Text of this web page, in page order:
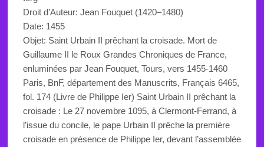
Droit d’Auteur: Jean Fouquet(1420–1480)
Date: 1455
Objet: Saint Urbain II prêchant la croisade. Mort de
Guillaume II le Roux Grandes Chroniques de France,
enluminées par Jean Fouquet, Tours, vers 1455-1460
Paris, BnF, département des Manuscrits, Français 6465,
fol. 174 (Livre de Philippe Ier) Saint Urbain II prêchant la
croisade : Le 27 novembre 1095, à Clermont-Ferrand, à
l’issue du concile, le pape Urbain II prêche la première
croisade en présence de Philippe Ier, devant l’assemblée